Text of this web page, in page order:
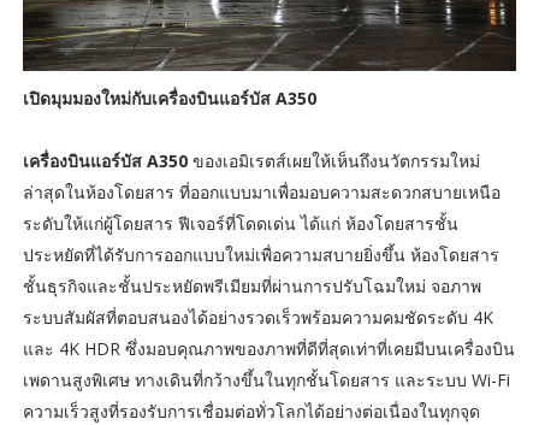
เปิดมุมมองใหม่กับเครื่องบินแอร์บัส A350
เครื่องบินแอร์บัส A350ของเอมิเรตส์เผยให้เห็นถึงนวัตกรรมใหม่
ล่าสุดในห้องโดยสาร ที่ออกแบบมาเพื่อมอบความสะดวกสบายเหนือ
ระดับให้แก่ผู้โดยสาร ฟีเจอร์ที่โดดเด่น ได้แก่ ห้องโดยสารชั้น
ประหยัดที่ได้รับการออกแบบใหม่เพื่อความสบายยิ่งขึ้น ห้องโดยสาร
ชั้นธุรกิจและชั้นประหยัดพรีเมียมที่ผ่านการปรับโฉมใหม่ จอภาพ
ระบบสัมผัสที่ตอบสนองได้อย่างรวดเร็วพร้อมความคมชัดระดับ 4K
และ 4K HDR ซึ่งมอบคุณภาพของภาพที่ดีที่สุดเท่าที่เคยมีบนเครื่องบิน
เพดานสูงพิเศษ ทางเดินที่กว้างขึ้นในทุกชั้นโดยสาร และระบบ Wi-Fi
ความเร็วสูงที่รองรับการเชื่อมต่อทั่วโลกได้อย่างต่อเนื่องในทุกจุด